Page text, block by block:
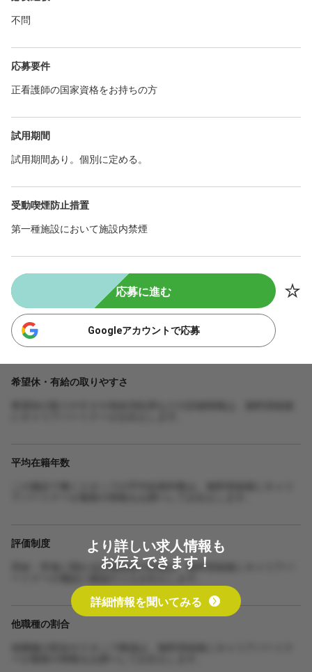
不問
応募要件
正看護師の国家資格をお持ちの方
試用期間
試用期間あり。個別に定める。
受動喫煙防止措置
第一種施設において施設内禁煙
応募に進む
Googleアカウントで応募
希望休・有給の取りやすさ
平均在籍年数
評価制度
昇給・昇進に関わる評価制度の詳細は、無料登録後にキャリアパ
他職種の割合
より詳しい求人情報も
お伝えできます！
詳細情報を聞いてみる